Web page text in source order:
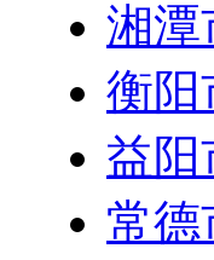
湘潭
衡阳
益阳
常德